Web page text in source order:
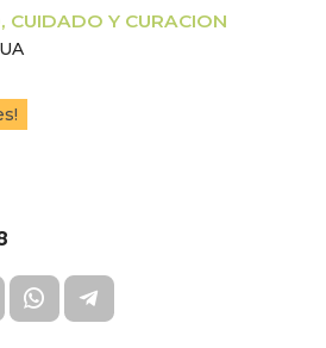
CUIDADO Y CURACION